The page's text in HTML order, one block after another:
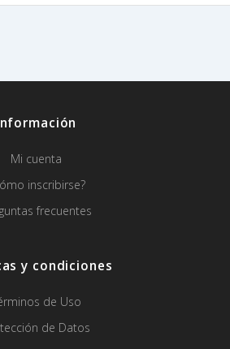
Mi cuenta
inscribirse?
frecuentes
y condiciones
de Uso
de Datos